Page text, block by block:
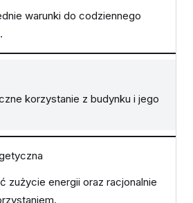
warunki do codziennego
korzystanie z budynku i jego
zużycie energii oraz racjonalnie